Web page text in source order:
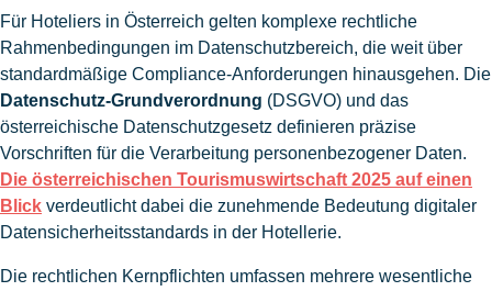
Für Hoteliers in Österreich gelten komplexe rechtliche
Rahmenbedingungen im Datenschutzbereich, die weit über
standardmäßige Compliance-Anforderungen hinausgehen. Die
Datenschutz-Grundverordnung (DSGVO) und das
österreichische Datenschutzgesetz definieren präzise
Vorschriften für die Verarbeitung personenbezogener Daten.
Die österreichischen Tourismuswirtschaft 2025 auf einen
Blick verdeutlicht dabei die zunehmende Bedeutung digitaler
Datensicherheitsstandards in der Hotellerie.
Die rechtlichen Kernpflichten umfassen mehrere wesentliche